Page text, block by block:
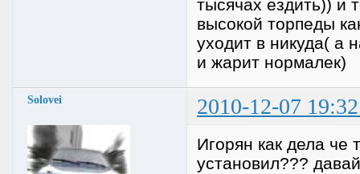
тысячах ездить)) и
высокой торпеды
уходит в никуда( а
и жарит нормалек)
Solovei 2010-12-07
Игорян как дела че
установил???